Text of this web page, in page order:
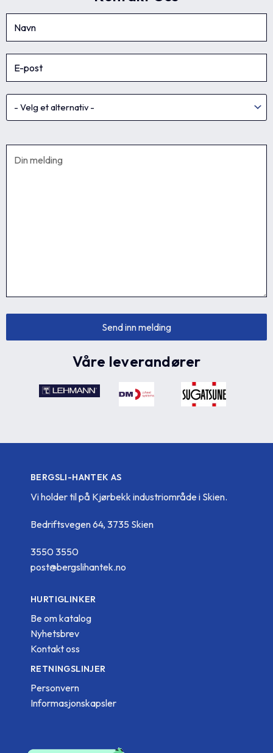
Våre leverandører
BERGSLI-HANTEK AS
Vi holder til på Kjørbekk industriområde i Skien.
Bedriftsvegen 64, 3735 Skien
3550 3550
post@bergslihantek.no
HURTIGLINKER
Be om katalog
Nyhetsbrev
Kontakt oss
RETNINGSLINJER
Personvern
Informasjonskapsler